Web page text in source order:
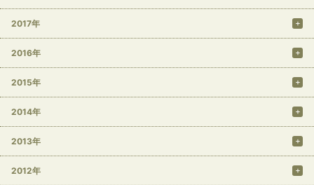
2017年
2016年
2015年
2014年
2013年
2012年